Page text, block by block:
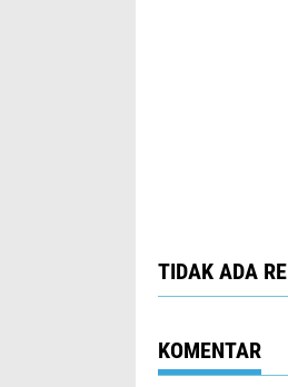
TIDAK ADA
KOMENTAR